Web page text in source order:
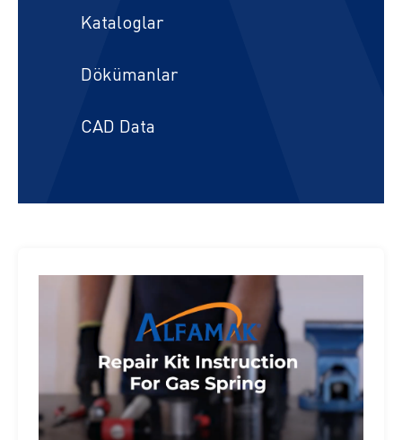
Kataloglar
Dökümanlar
CAD Data